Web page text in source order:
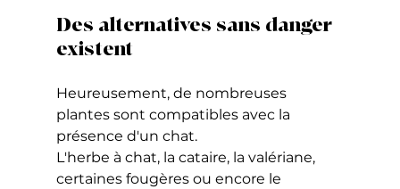
Des alternatives sans danger
existent
Heureusement, de nombreuses
plantes sont compatibles avec la
présence d'un chat.
L'herbe à chat, la cataire, la valériane,
certaines fougères ou encore le